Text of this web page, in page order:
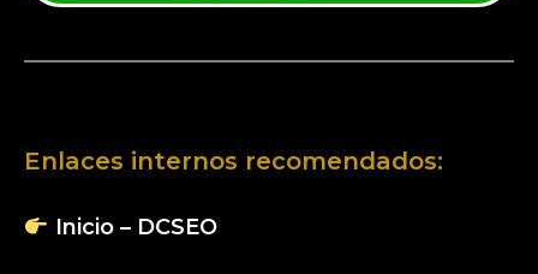
Enlaces internos recomendados:
Inicio – DCSEO